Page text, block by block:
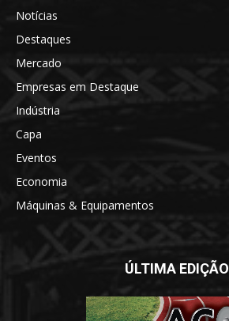
Notícias
Destaques
Mercado
Empresas em Destaque
Indústria
Capa
Eventos
Economia
Máquinas & Equipamentos
ÚLTIMA EDIÇÃO